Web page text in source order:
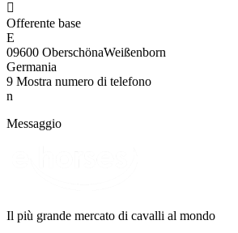

Offerente base
E
09600 OberschönaWeißenborn
Germania
9 Mostra numero di telefono
n
Messaggio
Il più grande mercato di cavalli al mondo